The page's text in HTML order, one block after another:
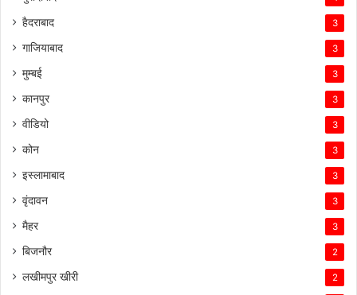
हैदराबाद 3
गाजियाबाद 3
मुम्बई 3
कानपुर 3
वीडियो 3
कोन 3
इस्लामाबाद 3
वृंदावन 3
मैहर 3
बिजनौर 2
लखीमपुर खीरी 2